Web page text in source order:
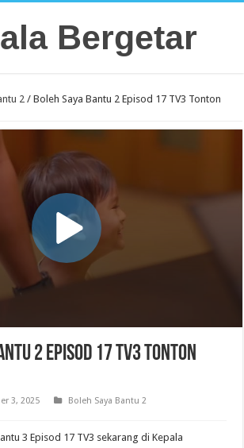
Bergetar
2 / Boleh Saya Bantu 2 Episod 17 TV3 Tonton
2 Episod 17 TV3 Tonton
3, 2025
Boleh Saya Bantu 2
3 Episod 17 TV3 sekarang di Kepala